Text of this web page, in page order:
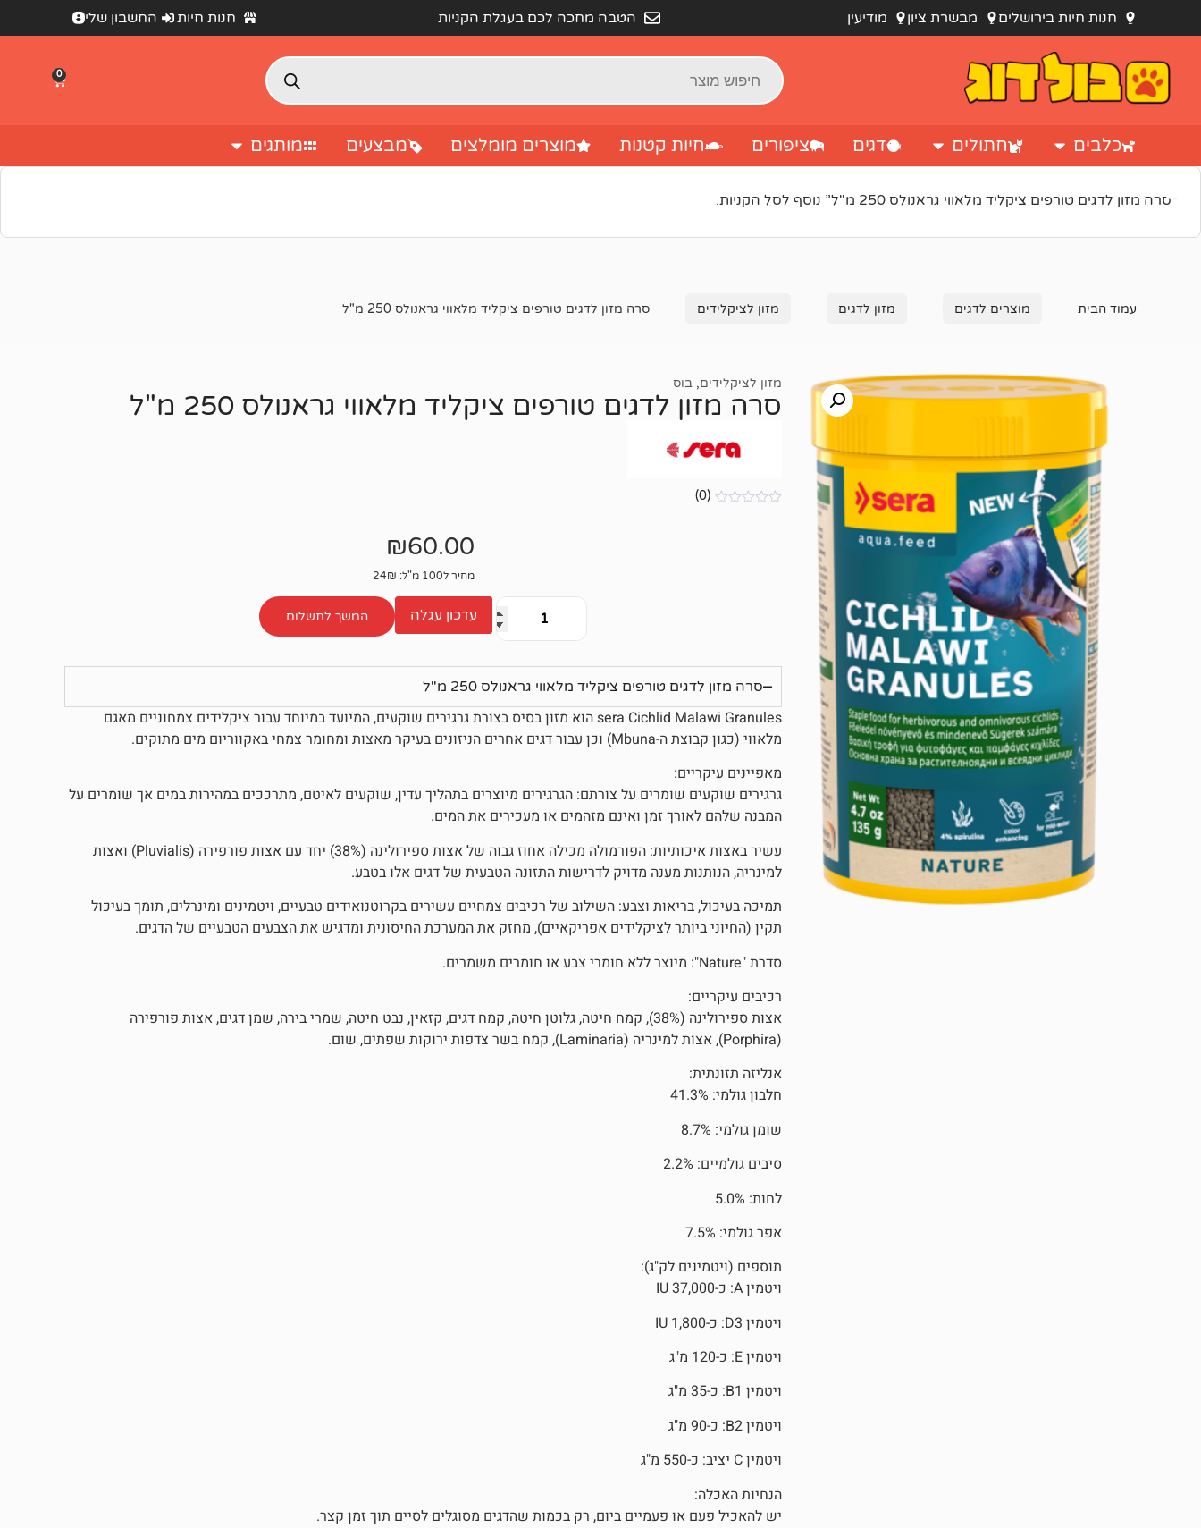
חנות חיות בירושלים מבשרת ציון מודיעין הטבה מחכה לכם בעגלת הקניות חנות חיות החשבון שלי
0
כלבים חתולים דגים ציפורים חיות קטנות מוצרים מומלצים מבצעים מותגים
“סרה מזון לדגים טורפים ציקליד מלאווי גראנולס 250 מ"ל” נוסף לסל הקניות.
עמוד הבית מוצרים לדגים מזון לדגים מזון לציקלידים סרה מזון לדגים טורפים ציקליד מלאווי גראנולס 250 מ"ל
מזון לציקלידים, בוס
סרה מזון לדגים טורפים ציקליד מלאווי גראנולס 250 מ"ל
(0)
₪60.00
מחיר ל100 מ"ל: 24₪
עדכון עגלה המשך לתשלום
סרה מזון לדגים טורפים ציקליד מלאווי גראנולס 250 מ"ל
sera Cichlid Malawi Granules הוא מזון בסיס בצורת גרגירים שוקעים, המיועד במיוחד עבור ציקלידים צמחוניים מאגם
מלאווי (כגון קבוצת ה-Mbuna) וכן עבור דגים אחרים הניזונים בעיקר מאצות ומחומר צמחי באקווריום מים מתוקים.
מאפיינים עיקריים:
גרגירים שוקעים שומרים על צורתם: הגרגירים מיוצרים בתהליך עדין, שוקעים לאיטם, מתרככים במהירות במים אך שומרים על
המבנה שלהם לאורך זמן ואינם מזהמים או מעכירים את המים.
עשיר באצות איכותיות: הפורמולה מכילה אחוז גבוה של אצות ספירולינה (38%) יחד עם אצות פורפירה (Pluvialis) ואצות
למינריה, הנותנות מענה מדויק לדרישות התזונה הטבעית של דגים אלו בטבע.
תמיכה בעיכול, בריאות וצבע: השילוב של רכיבים צמחיים עשירים בקרוטנואידים טבעיים, ויטמינים ומינרלים, תומך בעיכול
תקין (החיוני ביותר לציקלידים אפריקאיים), מחזק את המערכת החיסונית ומדגיש את הצבעים הטבעיים של הדגים.
סדרת "Nature": מיוצר ללא חומרי צבע או חומרים משמרים.
רכיבים עיקריים:
אצות ספירולינה (38%), קמח חיטה, גלוטן חיטה, קמח דגים, קזאין, נבט חיטה, שמרי בירה, שמן דגים, אצות פורפירה
(Porphira), אצות למינריה (Laminaria), קמח בשר צדפות ירוקות שפתים, שום.
אנליזה תזונתית:
חלבון גולמי: 41.3%
שומן גולמי: 8.7%
סיבים גולמיים: 2.2%
לחות: 5.0%
אפר גולמי: 7.5%
תוספים (ויטמינים לק"ג):
ויטמין A: כ-37,000 IU
ויטמין D3: כ-1,800 IU
ויטמין E: כ-120 מ"ג
ויטמין B1: כ-35 מ"ג
ויטמין B2: כ-90 מ"ג
ויטמין C יציב: כ-550 מ"ג
הנחיות האכלה:
יש להאכיל פעם או פעמיים ביום, רק בכמות שהדגים מסוגלים לסיים תוך זמן קצר.